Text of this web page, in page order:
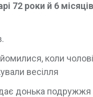
72 роки й 6
коли
весілля
донька подружжя